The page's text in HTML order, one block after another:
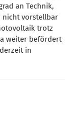
an Technik,
nicht vorstellbar
trotz
weiter befördert
in